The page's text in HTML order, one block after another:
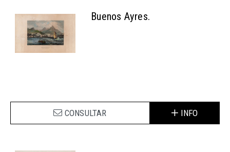
Buenos Ayres.
CONSULTAR INFO